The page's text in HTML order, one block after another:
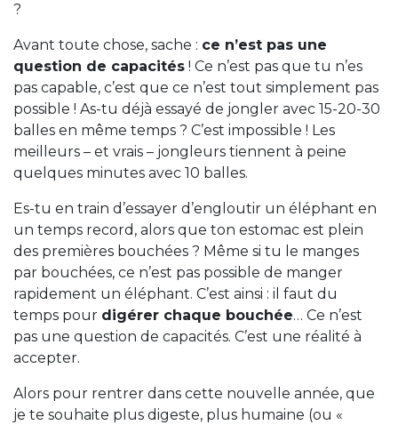
?
Avant toute chose, sache : ce n’est pas une
question de capacités ! Ce n’est pas que tu n’es
pas capable, c’est que ce n’est tout simplement pas
possible ! As-tu déjà essayé de jongler avec 15-20-30
balles en même temps ? C’est impossible ! Les
meilleurs – et vrais – jongleurs tiennent à peine
quelques minutes avec 10 balles.
Es-tu en train d’essayer d’engloutir un éléphant en
un temps record, alors que ton estomac est plein
des premières bouchées ? Même si tu le manges
par bouchées, ce n’est pas possible de manger
rapidement un éléphant. C’est ainsi : il faut du
temps pour digérer chaque bouchée… Ce n’est
pas une question de capacités. C’est une réalité à
accepter.
Alors pour rentrer dans cette nouvelle année, que
je te souhaite plus digeste, plus humaine (ou «